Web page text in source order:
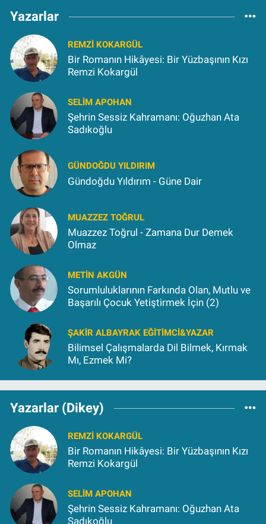
Yazarlar
REMZI KOKARGÜL
Bir Romanın Hikâyesi: Bir Yüzbaşının Kızı
Remzi Kokargül
SELIM APOHAN
Şehrin Sessiz Kahramanı: Oğuzhan Ata
Sadıkoğlu
GÜNDOĞDU YILDIRIM
Gündoğdu Yıldırım - Güne Dair
MUAZZEZ TOĞRUL
Muazzez Toğrul - Zamana Dur Demek
Olmaz
METIN AKGÜN
Sorumluluklarının Farkında Olan, Mutlu ve
Başarılı Çocuk Yetiştirmek İçin (2)
ŞAKIR ALBAYRAK EĞITIMCI&YAZAR
Bilimsel Çalışmalarda Dil Bilmek, Kırmak
Mı, Ezmek Mi?
Yazarlar (Dikey)
REMZI KOKARGÜL
Bir Romanın Hikâyesi: Bir Yüzbaşının Kızı
Remzi Kokargül
SELIM APOHAN
Şehrin Sessiz Kahramanı: Oğuzhan Ata
Sadıkoğlu